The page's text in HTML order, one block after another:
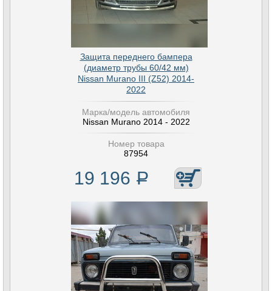
Защита переднего бампера
(диаметр трубы 60/42 мм)
Nissan Murano III (Z52) 2014-
2022
Марка/модель автомобиля
Nissan Murano 2014 - 2022
Номер товара
87954
19 196 Р